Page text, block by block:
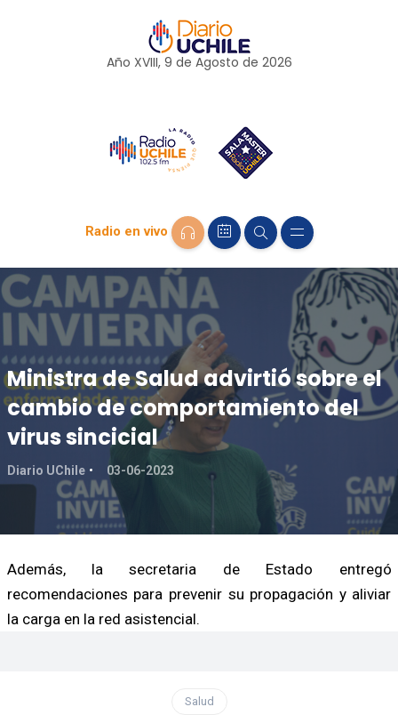
Año XVIII, 9 de Agosto de 2026
Radio en vivo
Ministra de Salud advirtió sobre el
cambio de comportamiento del
virus sincicial
Diario UChile 03-06-2023
Además, la secretaria de Estado entregó
recomendaciones para prevenir su propagación y aliviar
la carga en la red asistencial.
Salud